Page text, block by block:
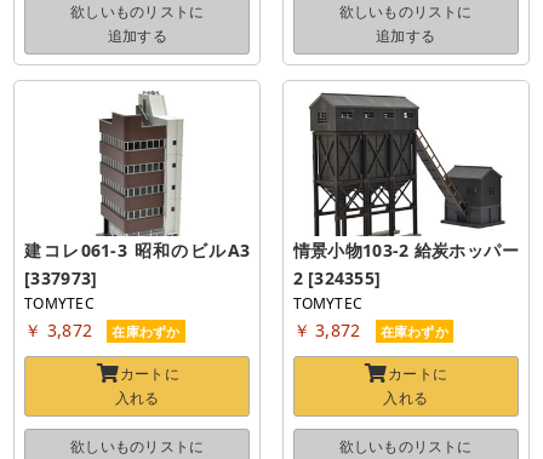
欲しいものリストに
追加する
欲しいものリストに
追加する
建コレ061-3 昭和のビルA3
[337973]
TOMYTEC
￥ 3,872 在庫わずか
カートに
入れる
欲しいものリストに
情景小物103-2 給炭ホッパー
2 [324355]
TOMYTEC
￥ 3,872 在庫わずか
カートに
入れる
欲しいものリストに